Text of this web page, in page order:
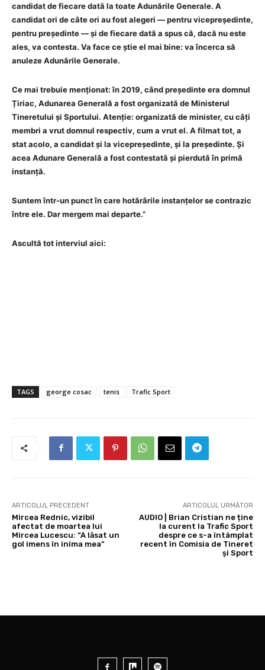
candidat de fiecare dată la toate Adunările Generale. A
candidat ori de câte ori au fost alegeri — pentru vicepreședinte,
pentru președinte — și de fiecare dată a spus că, dacă nu este
ales, va contesta. Va face ce știe el mai bine: va încerca să
anuleze Adunările Generale.
Ce mai trebuie menționat: în 2019, când președinte era domnul
Țiriac, Adunarea Generală a fost organizată de Ministerul
Tineretului și Sportului. Atenție: organizată de minister, cu câți
membri a vrut domnul respectiv, cum a vrut el. A filmat tot, a
stat acolo, a candidat și la vicepreședinte, și la președinte. Și
acea Adunare Generală a fost contestată și pierdută în primă
instanță.
Suntem într-un punct în care hotărârile instanțelor se contrazic
între ele. Dar mergem mai departe.”
Ascultă tot interviul aici:
TAGS george cosac tenis Trafic Sport
ARTICOLUL PRECEDENT
Mircea Rednic, vizibil
afectat de moartea lui
Mircea Lucescu: “A lăsat un
gol imens în inima mea”
ARTICOLUL URMĂTOR
AUDIO | Brian Cristian ne ține
la curent la Trafic Sport
despre ce s-a întâmplat
recent în Comisia de Tineret
și Sport